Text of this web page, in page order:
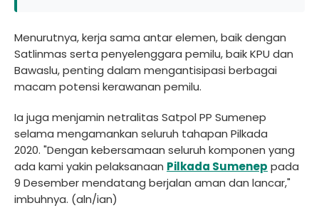
Menurutnya, kerja sama antar elemen, baik dengan
Satlinmas serta penyelenggara pemilu, baik KPU dan
Bawaslu, penting dalam mengantisipasi berbagai
macam potensi kerawanan pemilu.
Ia juga menjamin netralitas Satpol PP Sumenep
selama mengamankan seluruh tahapan Pilkada
2020. "Dengan kebersamaan seluruh komponen yang
ada kami yakin pelaksanaan Pilkada Sumenep pada
9 Desember mendatang berjalan aman dan lancar,"
imbuhnya. (aln/ian)